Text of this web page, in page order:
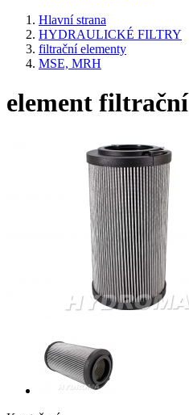
Hlavní strana
HYDRAULICKÉ FILTRY
filtrační elementy
MSE, MRH
element filtrační